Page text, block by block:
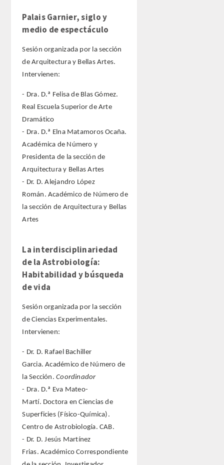
Palais Garnier, siglo y
medio de espectáculo
Sesión organizada por la sección
de Arquitectura y Bellas Artes.
Intervienen:
- Dra. D.ª Felisa de Blas Gómez.
Real Escuela Superior de Arte
Dramático
- Dra. D.ª Elna Matamoros Ocaña.
Académica de Número y
Presidenta de la sección de
Arquitectura y Bellas Artes
- Dr. D. Alejandro López
Román. Académico de Número de
la sección de Arquitectura y Bellas
Artes
La interdisciplinariedad
de la Astrobiología:
Habitabilidad y búsqueda
de vida
Sesión organizada por la sección
de Ciencias Experimentales.
Intervienen:
- Dr. D. Rafael Bachiller
Garcia. Académico de Número de
la Sección. Coordinador
- Dra. D.ª Eva Mateo-
Martí. Doctora en Ciencias de
Superficies (Físico-Química).
Centro de Astrobiología. CAB.
- Dr. D. Jesús Martínez
Frias. Académico Correspondiente